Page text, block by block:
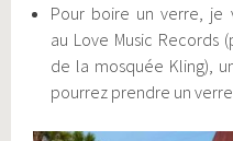
Pour boire un verre, je
au Love Music Records
de la mosquée Kling),
pourrez prendre un